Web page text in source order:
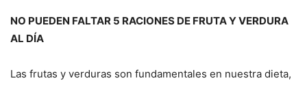
NO PUEDEN FALTAR 5 RACIONES DE FRUTA Y VERDURA
AL DÍA
Las frutas y verduras son fundamentales en nuestra dieta,